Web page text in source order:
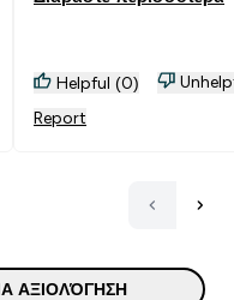
Helpful (0)
Report
ΑΞΙΟΛΌΓΗΣΗ